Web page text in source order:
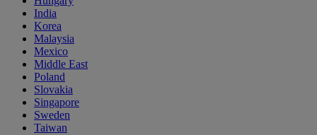
India
Korea
Malaysia
Mexico
Middle East
Poland
Slovakia
Singapore
Sweden
Taiwan